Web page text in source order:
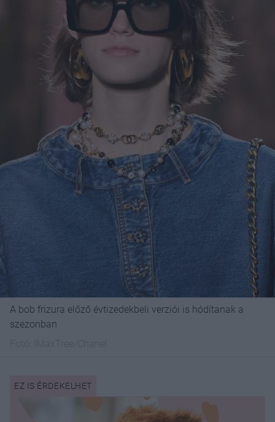
A bob frizura előző évtizedekbeli verziói is hódítanak a
szezonban